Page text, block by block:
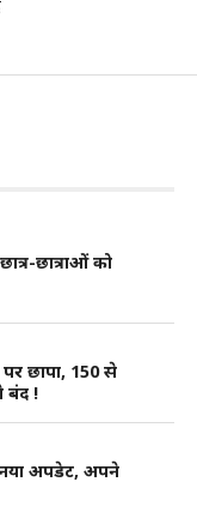
छात्राओं को
छापा, 150 से
बंद !
अपडेट, अपने